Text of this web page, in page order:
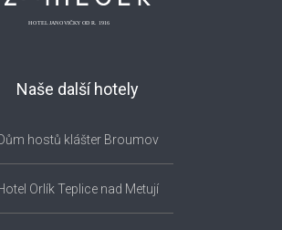
Naše další hotely
hostů klášter Broumov
Orlík Teplice nad Metují